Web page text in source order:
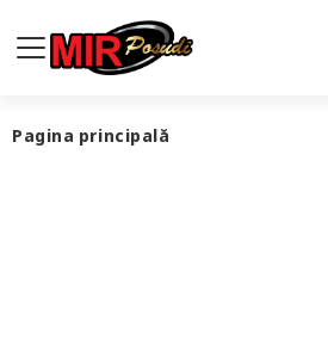
Pagina principală